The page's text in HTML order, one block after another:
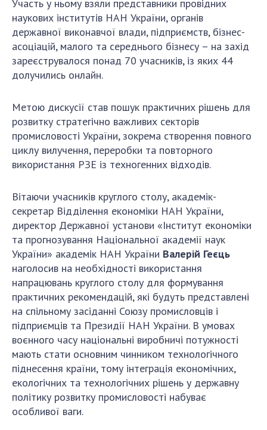
Наукові публікації та видавнича діяльність
Охорона прав інтелектуальної власності та
трансфер технологій в наукових установах
Наукові об'єкти, що становлять національне
надбання
науковими приладами НАН України
Оцінювання ефективності діяльності
наукових установ
Конкурси наукових досліджень НАН України
Відкрита наука в НАН України
Робота з молоддю
МІЖНАРОДНЕ СПІВРОБІТНИЦТВО
Членство в міжнародних організаціях
Міжнародні угоди
Міжнародні програми та конкурси
ДОКУМЕНТИ
Нормативні акти НАН України
Державний бюджет НАН України
Вибори до складу НАН України
Бланки документів
Участь у ньому взяли представники провідних
наукових інститутів НАН України, органів
державної виконавчої влади, підприємств, бізнес-
асоціацій, малого та середнього бізнесу – на захід
зареєструвалося понад 70 учасників, із яких 44
долучились онлайн.
Метою дискусії став пошук практичних рішень для
розвитку стратегічно важливих секторів
промисловості України, зокрема створення повного
циклу вилучення, переробки та повторного
використання РЗЕ із техногенних відходів.
Вітаючи учасників круглого столу, академік-
секретар Відділення економіки НАН України,
директор Державної установи «Інститут економіки
та прогнозування Національної академії наук
України» академік НАН України Валерій Геєць
наголосив на необхідності використання
напрацювань круглого столу для формування
практичних рекомендацій, які будуть представлені
на спільному засіданні Союзу промисловців і
підприємців та Президії НАН України. В умовах
воєнного часу національні виробничі потужності
мають стати основним чинником технологічного
піднесення країни, тому інтеграція економічних,
екологічних та технологічних рішень у державну
політику розвитку промисловості набуває
особливої ваги.